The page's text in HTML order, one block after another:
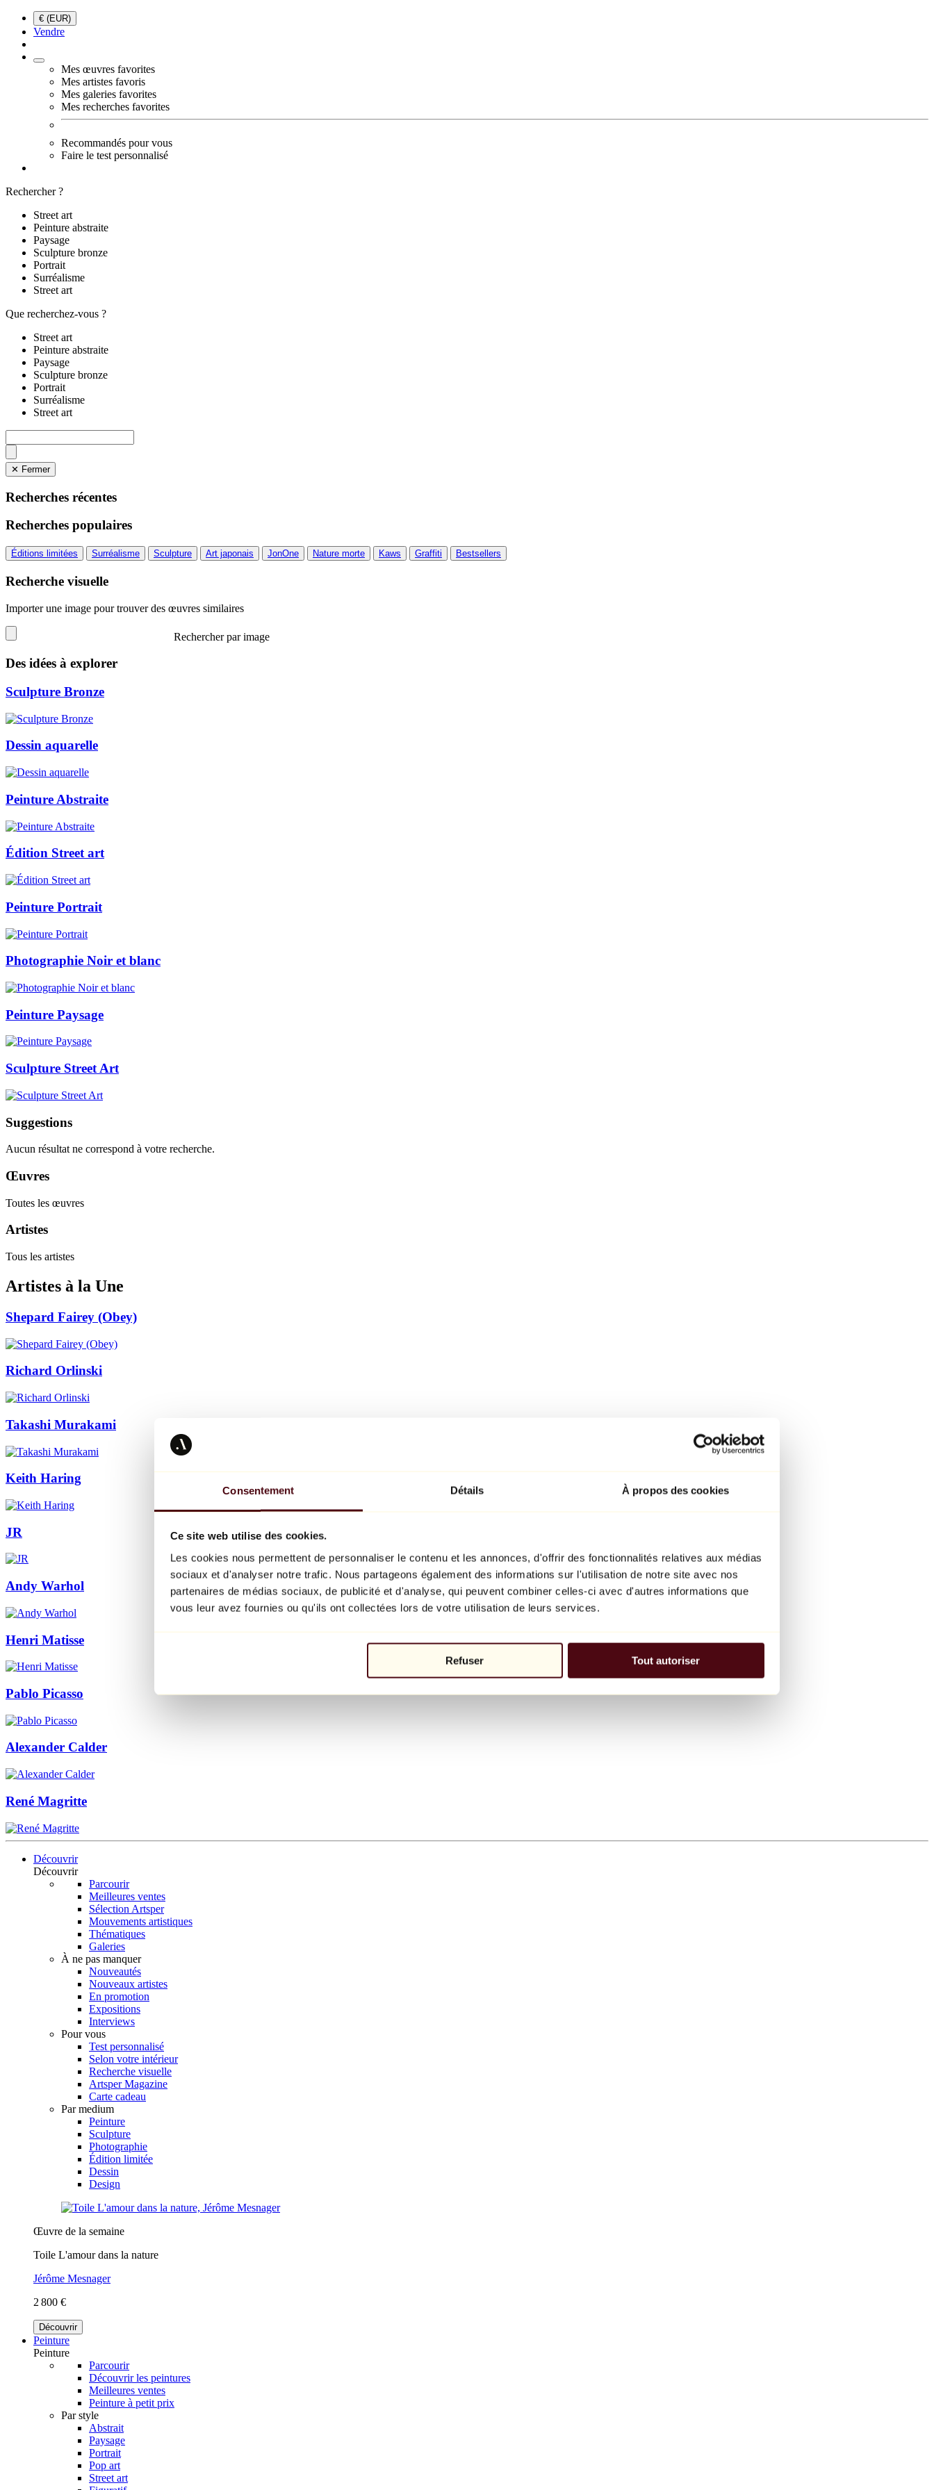
Consentement Détails À propos des cookies
Ce site web utilise des cookies.
Les cookies nous permettent de personnaliser le contenu et les annonces, d'offrir des fonctionnalités relatives aux médias
sociaux et d'analyser notre trafic. Nous partageons également des informations sur l'utilisation de notre site avec nos
partenaires de médias sociaux, de publicité et d'analyse, qui peuvent combiner celles-ci avec d'autres informations que
vous leur avez fournies ou qu'ils ont collectées lors de votre utilisation de leurs services.
Refuser Tout autoriser
€ (EUR)
Vendre
Mes œuvres favorites
Mes artistes favoris
Mes galeries favorites
Mes recherches favorites
Recommandés pour vous
Faire le test personnalisé
Rechercher ?
Street art
Peinture abstraite
Paysage
Sculpture bronze
Portrait
Surréalisme
Street art
Que recherchez-vous ?
Street art
Peinture abstraite
Paysage
Sculpture bronze
Portrait
Surréalisme
Street art
✕ Fermer
Recherches récentes
Recherches populaires
Éditions limitées Surréalisme Sculpture Art japonais JonOne Nature morte Kaws Graffiti Bestsellers
Recherche visuelle
Importer une image pour trouver des œuvres similaires
Rechercher par image
Des idées à explorer
Sculpture Bronze
Dessin aquarelle
Peinture Abstraite
Édition Street art
Peinture Portrait
Photographie Noir et blanc
Peinture Paysage
Sculpture Street Art
Suggestions
Aucun résultat ne correspond à votre recherche.
Œuvres
Toutes les œuvres
Artistes
Tous les artistes
Artistes à la Une
Shepard Fairey (Obey)
Richard Orlinski
Takashi Murakami
Keith Haring
JR
Andy Warhol
Henri Matisse
Pablo Picasso
Alexander Calder
René Magritte
Découvrir
Découvrir
Parcourir
Meilleures ventes
Sélection Artsper
Mouvements artistiques
Thématiques
Galeries
À ne pas manquer
Nouveautés
Nouveaux artistes
En promotion
Expositions
Interviews
Pour vous
Test personnalisé
Selon votre intérieur
Recherche visuelle
Artsper Magazine
Carte cadeau
Par medium
Peinture
Sculpture
Photographie
Édition limitée
Dessin
Design
Œuvre de la semaine
Toile L'amour dans la nature
Jérôme Mesnager
2 800 €
Découvrir
Peinture
Peinture
Parcourir
Découvrir les peintures
Meilleures ventes
Peinture à petit prix
Par style
Abstrait
Paysage
Portrait
Pop art
Street art